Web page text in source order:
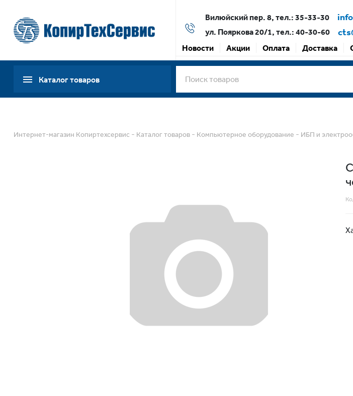
Вилюйский пер. 8, тел.: 35-33-30
ул. Пояркова 20/1, тел.: 40-30-60
Новости Акции Оплата Доставка
Каталог товаров
Интернет-магазин Копиртехсервис - Каталог товаров - Компьютерное оборудование - ИБП и